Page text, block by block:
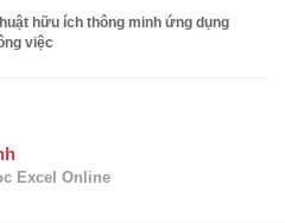
hữu ích thông minh ứng dụng
việc
Excel Online